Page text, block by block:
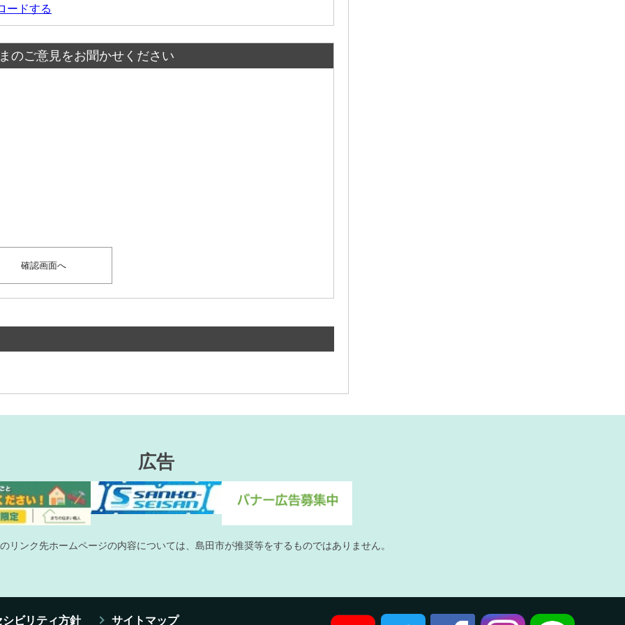
ードする
のご意見をお聞かせください
広告
リンク先ホームページの内容については、島田市が推奨等をするものではありません。
ビリティ方針 サイトマップ